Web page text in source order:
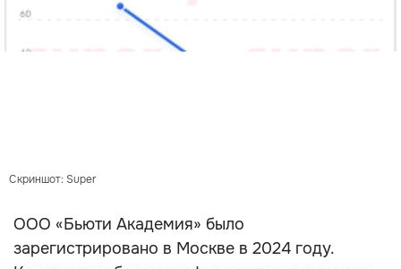
Скриншот: Super
ООО «Бьюти Академия» было
зарегистрировано в Москве в 2024 году.